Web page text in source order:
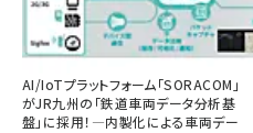
AI/IoTプラットフォーム「SORACOM」
がJR九州の「鉄道車両データ分析基
盤」に採用！―内製化による車両デー